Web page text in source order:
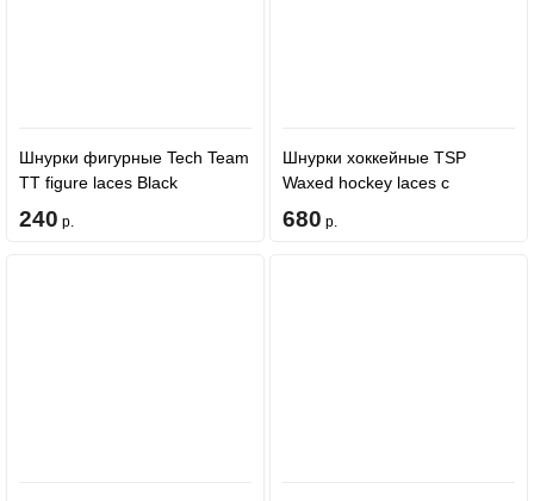
Шнурки фигурные Tech Team
TT figure laces Black
240 р.
Шнурки хоккейные TSP
Waxed hockey laces с
пропиткой - Lime
680 р.